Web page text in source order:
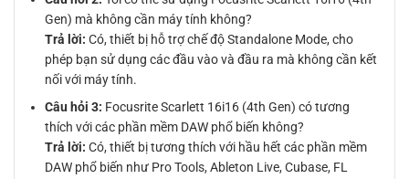
Gen) mà không cần máy tính không?
Trả lời: Có, thiết bị hỗ trợ chế độ Standalone Mode, cho
phép bạn sử dụng các đầu vào và đầu ra mà không cần kết
nối với máy tính.
Câu hỏi 3: Focusrite Scarlett 16i16 (4th Gen) có tương
thích với các phần mềm DAW phổ biến không?
Trả lời: Có, thiết bị tương thích với hầu hết các phần mềm
DAW phổ biến như Pro Tools, Ableton Live, Cubase, FL